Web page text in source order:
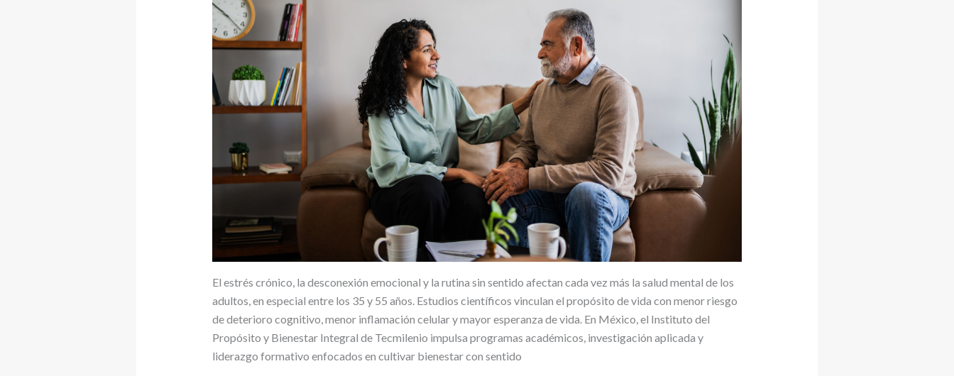
El estrés crónico, la desconexión emocional y la rutina sin sentido afectan cada vez más la salud mental de los
adultos, en especial entre los 35 y 55 años. Estudios científicos vinculan el propósito de vida con menor riesgo
de deterioro cognitivo, menor inflamación celular y mayor esperanza de vida. En México, el Instituto del
Propósito y Bienestar Integral de Tecmilenio impulsa programas académicos, investigación aplicada y
liderazgo formativo enfocados en cultivar bienestar con sentido